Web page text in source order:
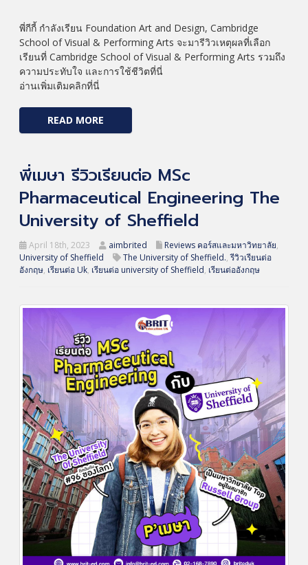
พี่กีกี้ กำลังเรียน Foundation Art and Design, Cambridge
School of Visual & Performing Arts จะมารีวิวเหตุผลที่เลือก
เรียนที่ Cambridge School of Visual & Performing Arts รวมถึง
ความประทับใจ และการใช้ชีวิตที่นี่
อ่านเพิ่มเติมคลิกที่นี่
READ MORE
พี่เมษา รีวิวเรียนต่อ MSc
Pharmaceutical Engineering The
University of Sheffield
April 18th, 2023 aimbrited Reviews คอร์สและมหาวิทยาลัย,
University of Sheffield
The University of Sheffield.,รีวิวเรียนต่อ
อังกฤษ, เรียนต่อ Uk, เรียนต่อ university of Sheffield, เรียนต่ออังกฤษ